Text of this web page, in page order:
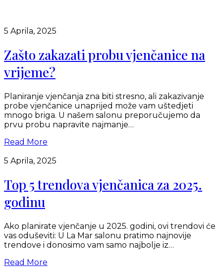
5 Aprila, 2025
Zašto zakazati probu vjenčanice na
vrijeme?
Planiranje vjenčanja zna biti stresno, ali zakazivanje
probe vjenčanice unaprijed može vam uštedjeti
mnogo briga. U našem salonu preporučujemo da
prvu probu napravite najmanje…
Read More
5 Aprila, 2025
Top 5 trendova vjenčanica za 2025.
godinu
Ako planirate vjenčanje u 2025. godini, ovi trendovi će
vas oduševiti: U La Mar salonu pratimo najnovije
trendove i donosimo vam samo najbolje iz…
Read More